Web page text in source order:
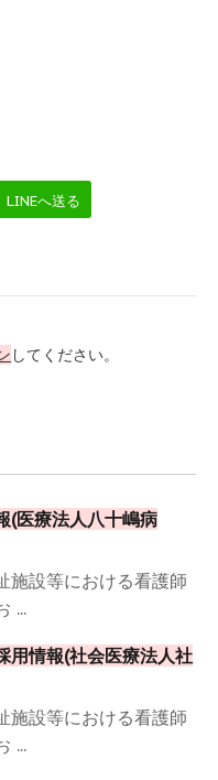
LINEへ送る
してください。
(医療法人八十嶋病
施設等における看護師
...
用情報(社会医療法人社
施設等における看護師
...